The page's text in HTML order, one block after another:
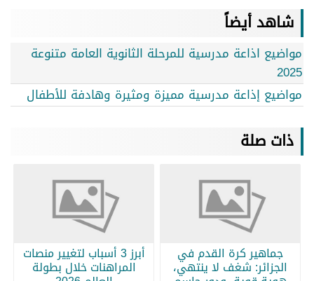
شاهد أيضاً
مواضيع اذاعة مدرسية للمرحلة الثانوية العامة متنوعة
2025
مواضيع إذاعة مدرسية مميزة ومثيرة وهادفة للأطفال
ذات صلة
جماهير كرة القدم في
الجزائر: شغف لا ينتهي،
أبرز 3 أسباب لتغيير منصات
المراهنات خلال بطولة